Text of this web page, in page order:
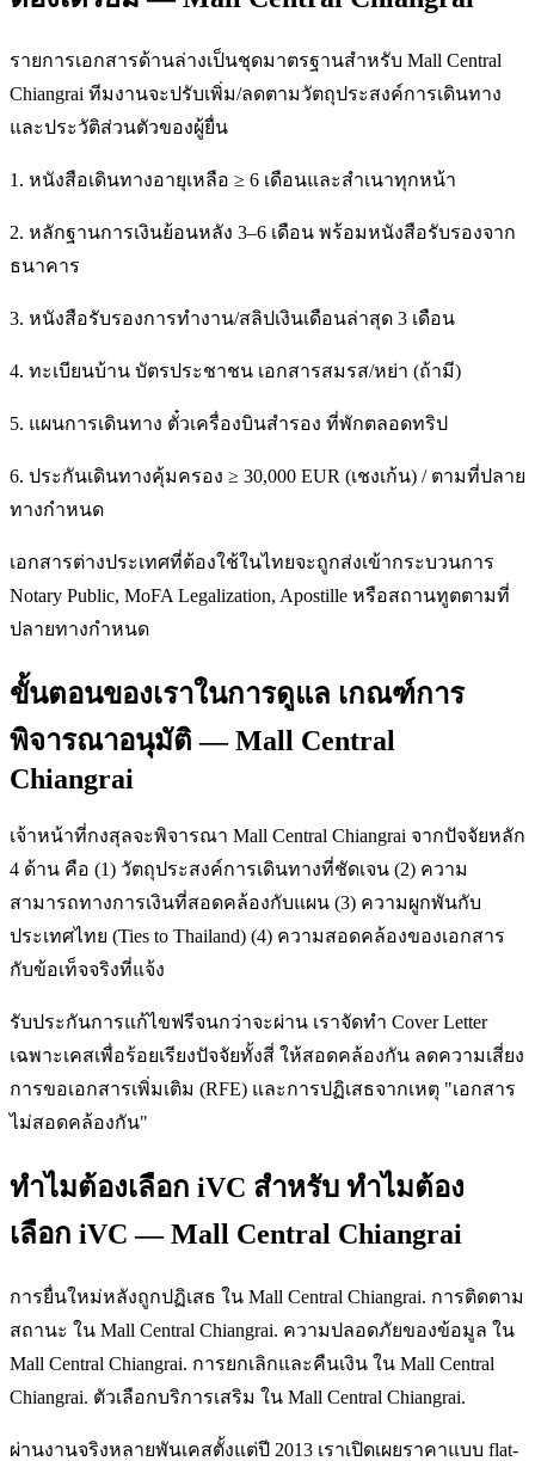
รายการเอกสารด้านล่างเป็นชุดมาตรฐานสำหรับ Mall Central
Chiangrai ทีมงานจะปรับเพิ่ม/ลดตามวัตถุประสงค์การเดินทาง
และประวัติส่วนตัวของผู้ยื่น
1. หนังสือเดินทางอายุเหลือ ≥ 6 เดือนและสำเนาทุกหน้า
2. หลักฐานการเงินย้อนหลัง 3–6 เดือน พร้อมหนังสือรับรองจาก
ธนาคาร
3. หนังสือรับรองการทำงาน/สลิปเงินเดือนล่าสุด 3 เดือน
4. ทะเบียนบ้าน บัตรประชาชน เอกสารสมรส/หย่า (ถ้ามี)
5. แผนการเดินทาง ตั๋วเครื่องบินสำรอง ที่พักตลอดทริป
6. ประกันเดินทางคุ้มครอง ≥ 30,000 EUR (เชงเก้น) / ตามที่ปลาย
ทางกำหนด
เอกสารต่างประเทศที่ต้องใช้ในไทยจะถูกส่งเข้ากระบวนการ
Notary Public, MoFA Legalization, Apostille หรือสถานทูตตามที่
ปลายทางกำหนด
ขั้นตอนของเราในการดูแล เกณฑ์การ
พิจารณาอนุมัติ — Mall Central
Chiangrai
เจ้าหน้าที่กงสุลจะพิจารณา Mall Central Chiangrai จากปัจจัยหลัก
4 ด้าน คือ (1) วัตถุประสงค์การเดินทางที่ชัดเจน (2) ความ
สามารถทางการเงินที่สอดคล้องกับแผน (3) ความผูกพันกับ
ประเทศไทย (Ties to Thailand) (4) ความสอดคล้องของเอกสาร
กับข้อเท็จจริงที่แจ้ง
รับประกันการแก้ไขฟรีจนกว่าจะผ่าน เราจัดทำ Cover Letter
เฉพาะเคสเพื่อร้อยเรียงปัจจัยทั้งสี่ ให้สอดคล้องกัน ลดความเสี่ยง
การขอเอกสารเพิ่มเติม (RFE) และการปฏิเสธจากเหตุ "เอกสาร
ไม่สอดคล้องกัน"
ทำไมต้องเลือก iVC สำหรับ ทำไมต้อง
เลือก iVC — Mall Central Chiangrai
การยื่นใหม่หลังถูกปฏิเสธ ใน Mall Central Chiangrai. การติดตาม
สถานะ ใน Mall Central Chiangrai. ความปลอดภัยของข้อมูล ใน
Mall Central Chiangrai. การยกเลิกและคืนเงิน ใน Mall Central
Chiangrai. ตัวเลือกบริการเสริม ใน Mall Central Chiangrai.
ผ่านงานจริงหลายพันเคสตั้งแต่ปี 2013 เราเปิดเผยราคาแบบ flat-